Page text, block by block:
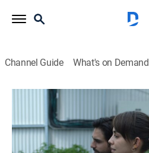
Channel Guide What's on Demand
MalaYerba
S1 E10 | Los estúpidos
0h 45m TV14|Drama, Thriller